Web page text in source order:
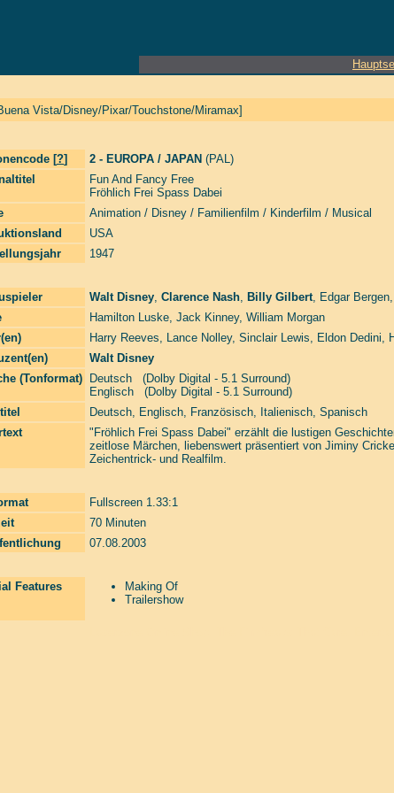
Vista/Disney/Pixar/Touchstone/Miramax]
[?] 2 - EUROPA / JAPAN (PAL)
Fun And Fancy Free
Fröhlich Frei Spass Dabei
Animation / Disney / Familienfilm / Kinderfilm / Musical
USA
1947
Walt Disney, Clarence Nash, Billy Gilbert, Edgar Bergen,
Hamilton Luske, Jack Kinney, William Morgan
Harry Reeves, Lance Nolley, Sinclair Lewis, Eldon Dedini,
Walt Disney
(Tonformat)
Deutsch (Dolby Digital - 5.1 Surround)
Englisch (Dolby Digital - 5.1 Surround)
Deutsch, Englisch, Französisch, Italienisch, Spanisch
"Fröhlich Frei Spass Dabei" erzählt die lustigen
zeitlose Märchen, liebenswert präsentiert von Jiminy
Zeichentrick- und Realfilm.
Fullscreen 1.33:1
70 Minuten
07.08.2003
Features
Making Of
Trailershow